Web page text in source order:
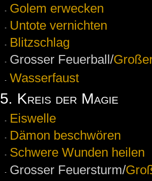
Golem erwecken
Untote vernichten
Blitzschlag
Grosser Feuerball/
Wasserfaust
5. Kreis der Magie
Eiswelle
Dämon beschwören
Schwere Wunden heilen
Grosser Feuersturm/